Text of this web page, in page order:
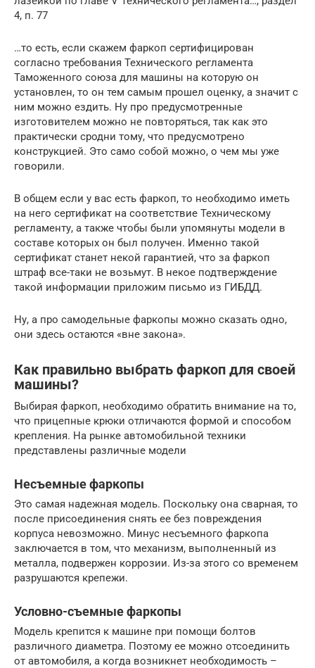
4, п. 77
…то есть, если скажем фаркоп сертифицирован
согласно требования Технического регламента
Таможенного союза для машины на которую он
установлен, то он тем самым прошел оценку, а значит с
ним можно ездить. Ну про предусмотренные
изготовителем можно не повторяться, так как это
практически сродни тому, что предусмотрено
конструкцией. Это само собой можно, о чем мы уже
говорили.
В общем если у вас есть фаркоп, то необходимо иметь
на него сертификат на соответствие Техническому
регламенту, а также чтобы были упомянуты модели в
составе которых он был получен. Именно такой
сертификат станет некой гарантией, что за фаркоп
штраф все-таки не возьмут. В некое подтверждение
такой информации приложим письмо из ГИБДД.
Ну, а про самодельные фаркопы можно сказать одно,
они здесь остаются «вне закона».
Как правильно выбрать фаркоп для своей
машины?
Выбирая фаркоп, необходимо обратить внимание на то,
что прицепные крюки отличаются формой и способом
крепления. На рынке автомобильной техники
представлены различные модели
Несъемные фаркопы
Это самая надежная модель. Поскольку она сварная, то
после присоединения снять ее без повреждения
корпуса невозможно. Минус несъемного фаркопа
заключается в том, что механизм, выполненный из
металла, подвержен коррозии. Из-за этого со временем
разрушаются крепежи.
Условно-съемные фаркопы
Модель крепится к машине при помощи болтов
различного диаметра. Поэтому ее можно отсоединить
от автомобиля, а когда возникнет необходимость –